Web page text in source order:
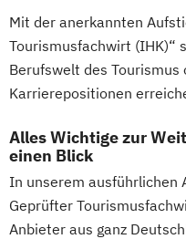
Mit der anerkannten
Tourismusfachwirt (IHK)“
Berufswelt des Tourismus
Karrierepositionen
Alles Wichtige zur
einen Blick
In unserem ausführlichen
Geprüfter
Anbieter aus ganz